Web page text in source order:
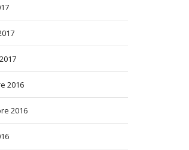
2016
2016